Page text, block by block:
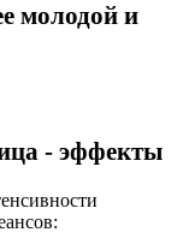
молодой и
- эффекты